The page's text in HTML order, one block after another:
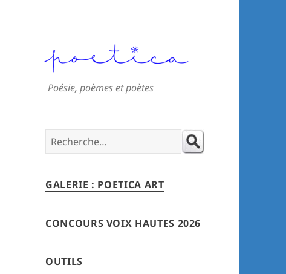
Poésie, poèmes et poètes
Search
for:
GALERIE : POETICA ART
CONCOURS VOIX HAUTES 2026
OUTILS